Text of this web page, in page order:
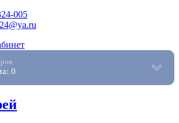
005
0